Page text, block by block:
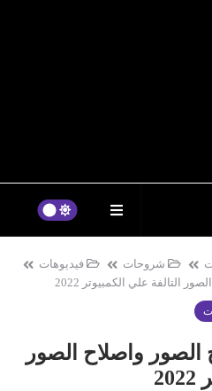
شروحات
فيديوهات
علي الكمبيوتر 2022
واصلاح الصور